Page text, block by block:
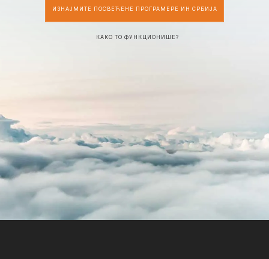
ИЗНАЈМИТЕ ПОСВЕЋЕНЕ ПРОГРАМЕРЕ ИН СРБИЈА
КАКО ТО ФУНКЦИОНИШЕ?